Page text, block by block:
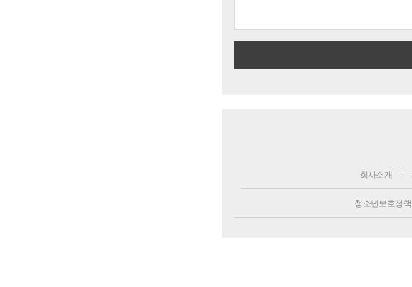
회사소개
청소년보호정책